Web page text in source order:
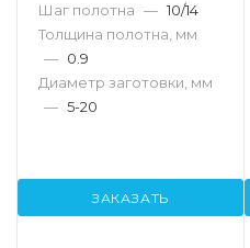
Шаг полотна — 10/14
Толщина полотна, мм
— 0.9
Диаметр заготовки, мм
— 5-20
ЗАКАЗАТЬ